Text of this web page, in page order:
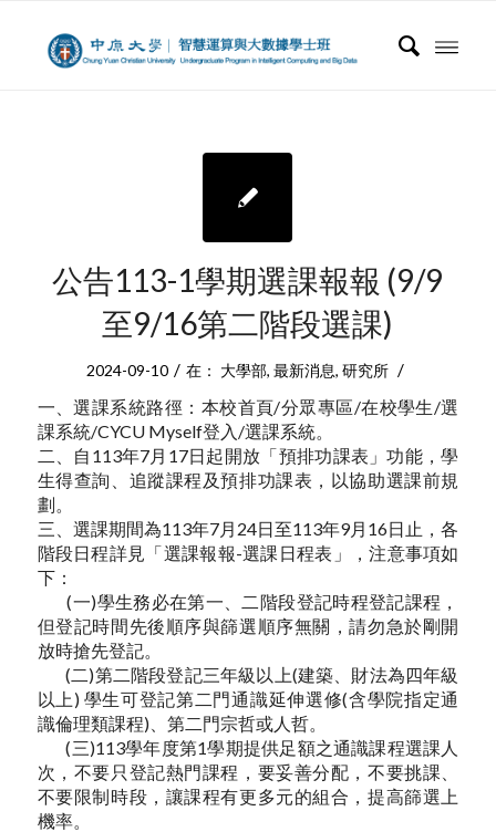
公告113-1學期選課報報 (9/9
至9/16第二階段選課)
2024-09-10 / 在： 大學部, 最新消息, 研究所 /
一、選課系統路徑：本校首頁/分眾專區/在校學生/選
課系統/CYCU Myself登入/選課系統。
二、自113年7月17日起開放「預排功課表」功能，學
生得查詢、追蹤課程及預排功課表，以協助選課前規
劃。
三、選課期間為113年7月24日至113年9月16日止，各
階段日程詳見「選課報報-選課日程表」，注意事項如
下：
(一)學生務必在第一、二階段登記時程登記課程，
但登記時間先後順序與篩選順序無關，請勿急於剛開
放時搶先登記。
(二)第二階段登記三年級以上(建築、財法為四年級
以上) 學生可登記第二門通識延伸選修(含學院指定通
識倫理類課程)、第二門宗哲或人哲。
(三)113學年度第1學期提供足額之通識課程選課人
次，不要只登記熱門課程，要妥善分配，不要挑課、
不要限制時段，讓課程有更多元的組合，提高篩選上
機率。